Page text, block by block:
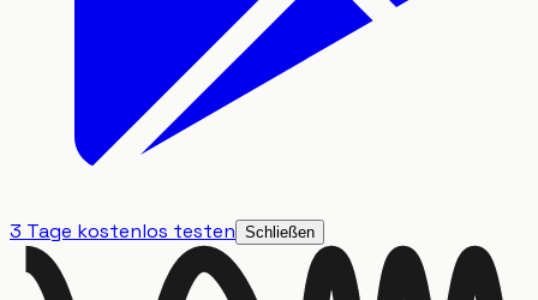
3 Tage kostenlos testen Schließen